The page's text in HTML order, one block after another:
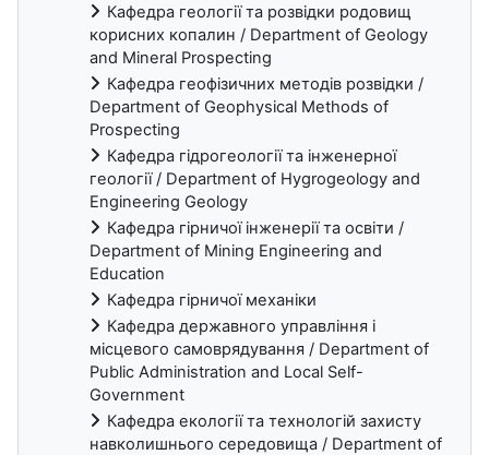
Кафедра геології та розвідки родовищ
корисних копалин / Department of Geology
and Mineral Prospecting
Кафедра геофізичних методів розвідки /
Department of Geophysical Methods of
Prospecting
Кафедра гідрогеології та інженерної
геології / Department of Hygrogeology and
Engineering Geology
Кафедра гірничої інженерії та освіти /
Department of Mining Engineering and
Education
Кафедра гірничої механіки
Кафедра державного управління і
місцевого самоврядування / Department of
Public Administration and Local Self-
Government
Кафедра екології та технологій захисту
навколишнього середовища / Department of